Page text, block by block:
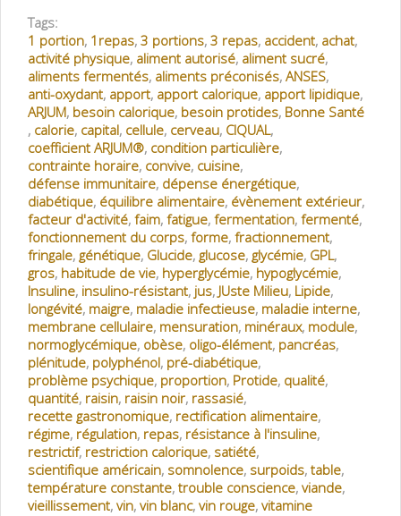
Tags:
1 portion, 1repas, 3 portions, 3 repas, accident, achat,
activité physique, aliment autorisé, aliment sucré,
aliments fermentés, aliments préconisés, ANSES,
anti-oxydant, apport, apport calorique, apport lipidique,
ARJUM, besoin calorique, besoin protides, Bonne Santé
, calorie, capital, cellule, cerveau, CIQUAL,
coefficient ARJUM®, condition particulière,
contrainte horaire, convive, cuisine,
défense immunitaire, dépense énergétique,
diabétique, équilibre alimentaire, évènement extérieur,
facteur d'activité, faim, fatigue, fermentation, fermenté,
fonctionnement du corps, forme, fractionnement,
fringale, génétique, Glucide, glucose, glycémie, GPL,
gros, habitude de vie, hyperglycémie, hypoglycémie,
Insuline, insulino-résistant, jus, JUste Milieu, Lipide,
longévité, maigre, maladie infectieuse, maladie interne,
membrane cellulaire, mensuration, minéraux, module,
normoglycémique, obèse, oligo-élément, pancréas,
plénitude, polyphénol, pré-diabétique,
problème psychique, proportion, Protide, qualité,
quantité, raisin, raisin noir, rassasié,
recette gastronomique, rectification alimentaire,
régime, régulation, repas, résistance à l'insuline,
restrictif, restriction calorique, satiété,
scientifique américain, somnolence, surpoids, table,
température constante, trouble conscience, viande,
vieillissement, vin, vin blanc, vin rouge, vitamine